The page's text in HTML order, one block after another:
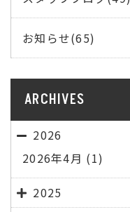
お知らせ(65)
ARCHIVES
2026
2026年4月 (1)
2025